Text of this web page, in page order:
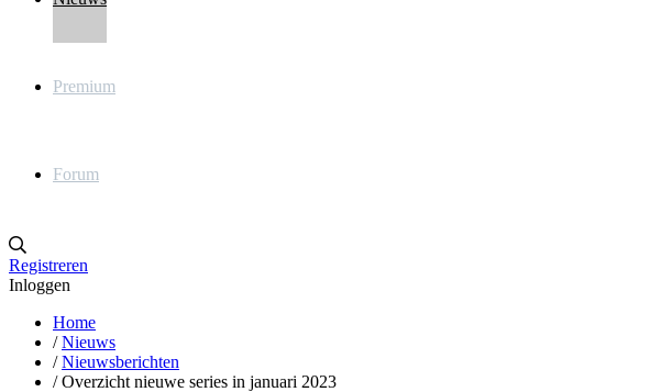
Premium
Forum
Registreren
Inloggen
Home
/ Nieuws
/ Nieuwsberichten
/ Overzicht nieuwe series in januari 2023